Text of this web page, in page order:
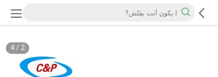
2
/
4